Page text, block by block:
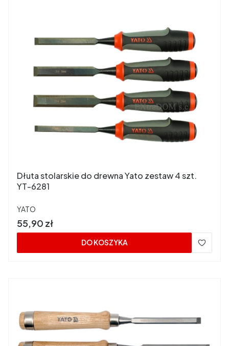
Dłuta stolarskie do drewna Yato zestaw 4 szt.
YT-6281
PRODUCENT
YATO
Cena
55,90 zł
DO KOSZYKA